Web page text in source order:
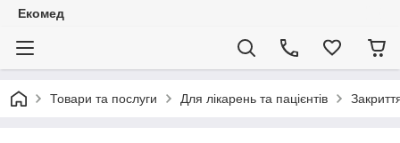
Екомед
Товари та послуги Для лікарень та пацієнтів